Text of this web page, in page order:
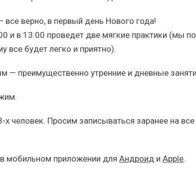
все верно, в первый день Нового года!
и в 13:00 проведет две мягкие практики (мы
все будет легко и приятно).
— преимущественно утренние и дневные
человек. Просим записываться заранее на все
мобильном приложении для Андроид и Apple.